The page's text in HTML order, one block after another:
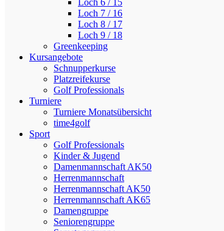
Loch 6 / 15
Loch 7 / 16
Loch 8 / 17
Loch 9 / 18
Greenkeeping
Kursangebote
Schnupperkurse
Platzreifekurse
Golf Professionals
Turniere
Turniere Monatsübersicht
time4golf
Sport
Golf Professionals
Kinder & Jugend
Damenmannschaft AK50
Herrenmannschaft
Herrenmannschaft AK50
Herrenmannschaft AK65
Damengruppe
Seniorengruppe